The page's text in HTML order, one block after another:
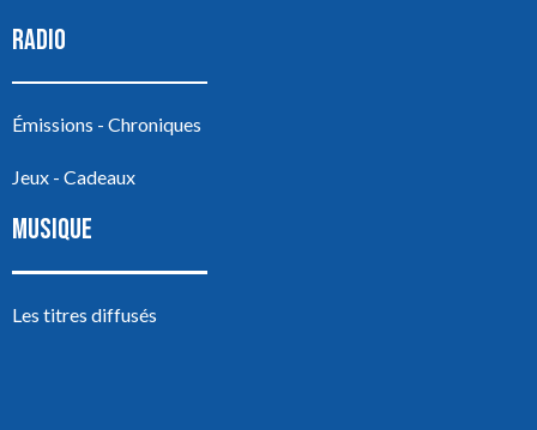
RADIO
Émissions - Chroniques
Jeux - Cadeaux
MUSIQUE
Les titres diffusés